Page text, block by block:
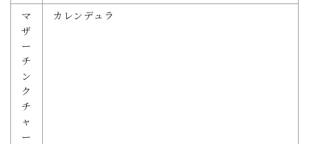
マ
ザ
ー
チ
ン
ク
チ
ャ
ー
カレンデュラ